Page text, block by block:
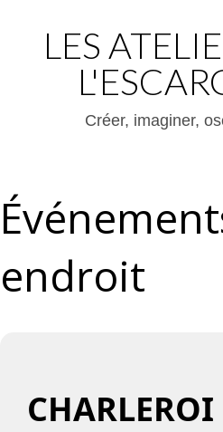
LES
Créer, imaginer,
endroit
CHARLEROI